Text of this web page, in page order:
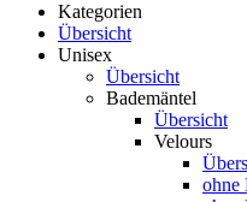
Kategorien
Übersicht
Unisex
Übersicht
Bademäntel
Übersicht
Velours
ohne